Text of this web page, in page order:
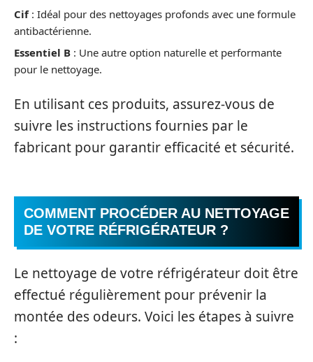
Cif: Idéal pour des nettoyages profonds avec une formule
antibactérienne.
Essentiel B : Une autre option naturelle et performante
pour le nettoyage.
En utilisant ces produits, assurez-vous de
suivre les instructions fournies par le
fabricant pour garantir efficacité et sécurité.
COMMENT PROCÉDER AU NETTOYAGE
DE VOTRE RÉFRIGÉRATEUR ?
Le nettoyage de votre réfrigérateur doit être
effectué régulièrement pour prévenir la
montée des odeurs. Voici les étapes à suivre
: